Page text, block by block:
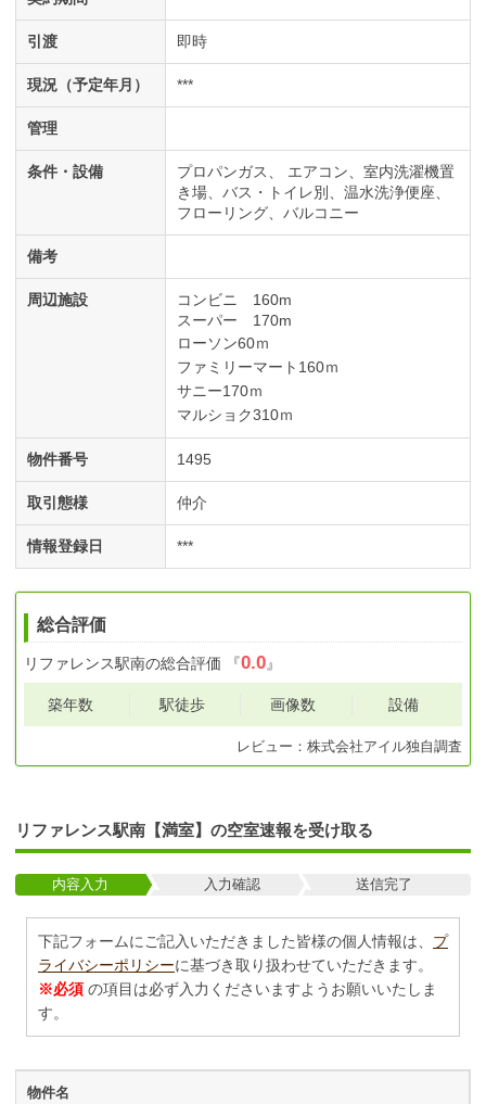
引渡 即時
現況（予定年月） ***
管理
条件・設備 プロパンガス エアコン
室内洗濯機置
き場
バス・トイレ別
温水洗浄便座
フローリング
バルコニー
備考
周辺施設
コンビニ 160m
スーパー 170m
ローソン60ｍ
ファミリーマート160ｍ
サニー170ｍ
マルショク310ｍ
物件番号 1495
取引態様 仲介
情報登録日 ***
総合評価
リファレンス駅南の総合評価 『0.0』
築年数 駅徒歩 画像数 設備
レビュー： 株式会社アイル独自調査
リファレンス駅南【満室】の空室速報を受け取る
内容入力 入力確認 送信完了
下記フォームにご記入いただきました皆様の個人情報は、 プ
ライバシーポリシーに基づき取り扱わせていただきます。
※必須 の項目は必ず入力くださいますようお願いいたしま
す。
物件名